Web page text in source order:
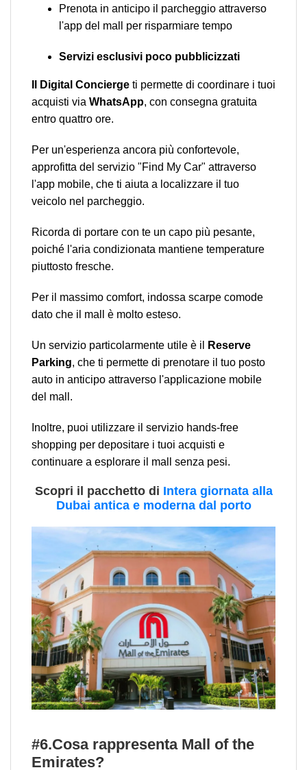
Prenota in anticipo il parcheggio attraverso
l'app del mall per risparmiare tempo
Servizi esclusivi poco pubblicizzati
Il Digital Concierge ti permette di coordinare i tuoi
acquisti via WhatsApp, con consegna gratuita
entro quattro ore.
Per un'esperienza ancora più confortevole,
approfitta del servizio "Find My Car" attraverso
l'app mobile, che ti aiuta a localizzare il tuo
veicolo nel parcheggio.
Ricorda di portare con te un capo più pesante,
poiché l'aria condizionata mantiene temperature
piuttosto fresche.
Per il massimo comfort, indossa scarpe comode
dato che il mall è molto esteso.
Un servizio particolarmente utile è il
Reserve
Parking, che ti permette di prenotare il tuo posto
auto in anticipo attraverso l'applicazione mobile
del mall.
Inoltre, puoi utilizzare il servizio hands-free
shopping per depositare i tuoi acquisti e
continuare a esplorare il mall senza pesi.
Scopri il pacchetto di Intera giornata alla
Dubai antica e moderna dal porto
#6.Cosa rappresenta Mall of the
Emirates?